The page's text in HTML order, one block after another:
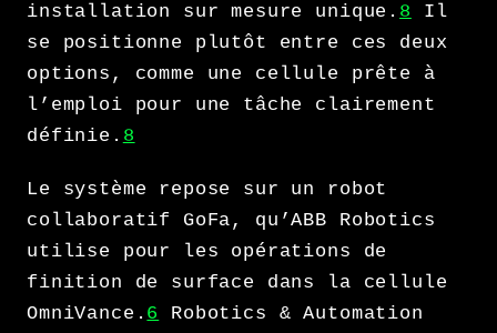
installation sur mesure unique. 8 Il
se positionne plutôt entre ces deux
options, comme une cellule prête à
l’emploi pour une tâche clairement
définie. 8
Le système repose sur un robot
collaboratif GoFa, qu’ABB Robotics
utilise pour les opérations de
finition de surface dans la cellule
OmniVance. 6
Robotics & Automation